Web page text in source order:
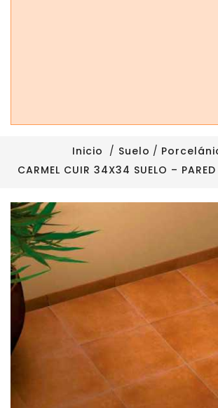
Inicio Suelo
CARMEL CUIR 34X34 SUELO –